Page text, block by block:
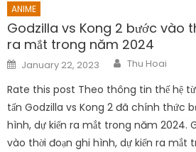
ANIME
Godzilla vs Kong 2 bước vào
ra mắt trong năm 2024
Posted
on
January 22, 2023 Author
Thu Hoai
Rate this post Theo thông tin thế hệ
tấn Godzilla vs Kong 2 đã chính thức
hình, dự kiến ra mắt trong năm 2024.
vào thời đoạn ghi hình, dự kiến ra mắt